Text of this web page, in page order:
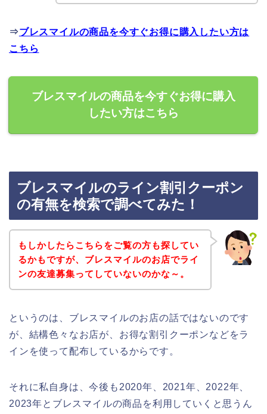
⇒ブレスマイルの商品を今すぐお得に購入したい方は
こちら
ブレスマイルの商品を今すぐお得に購入
したい方はこちら
ブレスマイルのライン割引クーポン
の有無を検索で調べてみた！
もしかしたらこちらをご覧の方も探してい
るかもですが、ブレスマイルのお店でライ
ンの友達募集ってしていないのかな～。
というのは、ブレスマイルのお店の話ではないのです
が、結構色々なお店が、お得な割引クーポンなどをラ
インを使って配布しているからです。
それに私自身は、今後も2020年、2021年、2022年、
2023年とブレスマイルの商品を利用していくと思うん